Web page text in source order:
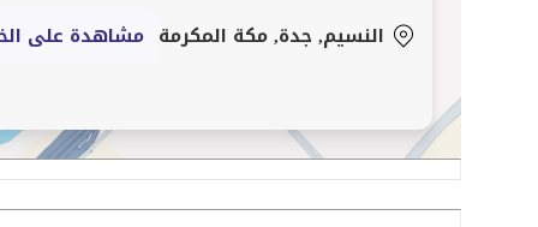
النسيم, جدة, مكة المكرمة مشاهدة على